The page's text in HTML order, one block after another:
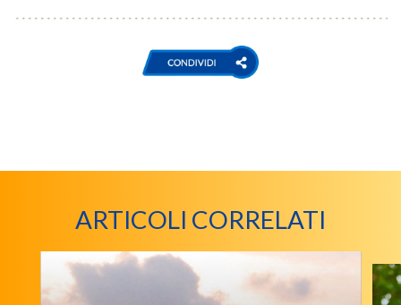
ARTICOLI CORRELATI